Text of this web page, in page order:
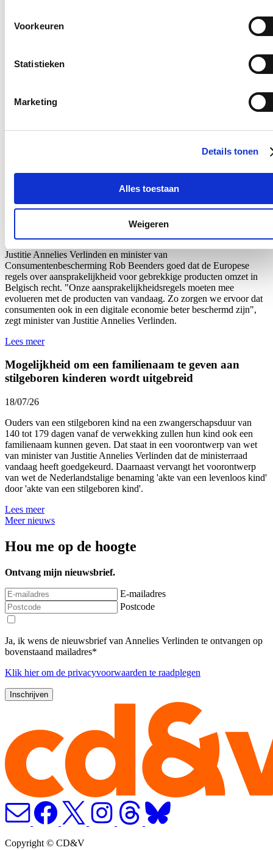
Voorkeuren
Statistieken
Marketing
Details tonen
Alles toestaan
Weigeren
overheidsbedrijven
De Ministerraad heeft een voorontwerp van wet van minister van
Europese Women on Boards-richtlijn om in Belgisch recht en voert
daarnaast quota in voor de directiecomités van autonome
wetsontwerp neemt ook de overheid haar verantwoordelijkheid”,
Modernisering van regels rond aansprakelijkheid
Justitie Annelies Verlinden en minister van
Consumentenbescherming Rob Beenders goed dat de Europese
regels over aansprakelijkheid voor gebrekkige producten omzet in
Belgisch recht. "Onze aansprakelijkheidsregels moeten mee
evolueren met de producten van vandaag. Zo zorgen we ervoor dat
consumenten ook in een digitale economie beter beschermd zijn",
zegt minister van Justitie Annelies Verlinden.
Lees meer
Mogelijkheid om een familienaam te geven aan
stilgeboren kinderen wordt uitgebreid
18/07/26
Ouders van een stilgeboren kind na een zwangerschapsduur van
140 tot 179 dagen vanaf de verwekking zullen hun kind ook een
familienaam kunnen geven. Dat staat in een voorontwerp van wet
van minister van Justitie Annelies Verlinden dat de ministerraad
vandaag heeft goedgekeurd. Daarnaast vervangt het voorontwerp
van wet de Nederlandstalige benaming 'akte van een levenloos kind'
door 'akte van een stilgeboren kind'.
Lees meer
Meer nieuws
Hou me op de hoogte
Ontvang mijn nieuwsbrief.
E-mailadres
Postcode
Ja, ik wens de nieuwsbrief van Annelies Verlinden te ontvangen op
bovenstaand mailadres*
Klik hierom de privacyvoorwaarden te raadplegen
Copyright © CD&V